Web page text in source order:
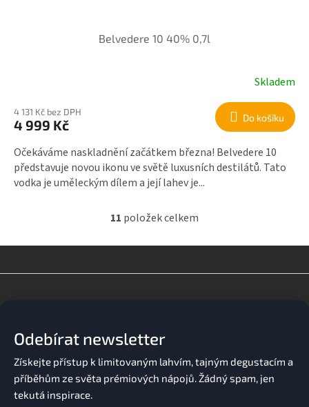
Belvedere 10 40% 0,7l
Skladem
4 131 Kč bez DPH
4 999 Kč Do košíku
Očekáváme naskladnění začátkem března! Belvedere 10
představuje novou ikonu ve světě luxusních destilátů. Tato
vodka je uměleckým dílem a její lahev je...
O
l
d
r
v
k
y
11 položek celkem
Odebírat newsletter